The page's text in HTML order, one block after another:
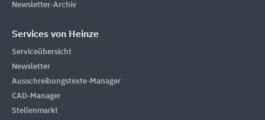
Newsletter-Archiv
Services von Heinze
Serviceübersicht
Newsletter
Ausschreibungstexte-Manager
CAD-Manager
Stellenmarkt